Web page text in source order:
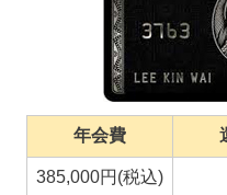
年会費
385,000円(税込)